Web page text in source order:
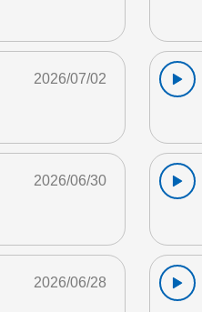
2026/07/02
2026/06/30
2026/06/28